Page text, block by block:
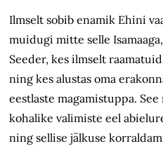
Ilmselt sobib enamik Ehini
muidugi mitte selle
Seeder, kes ilmselt
ning kes alustas oma
eestlaste magamistuppa.
kohalike valimiste eel
ning sellise jälkuse